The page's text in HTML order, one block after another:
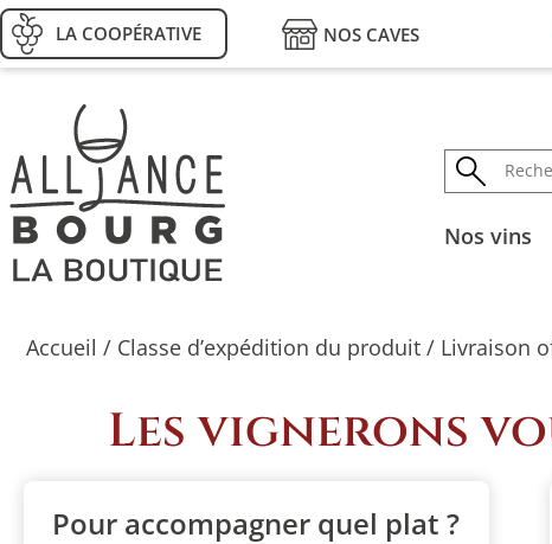
LA COOPÉRATIVE NOS CAVES
Nos vins
Accueil / Classe d’expédition du produit / Livraison
Les vignerons
Pour accompagner quel plat ?